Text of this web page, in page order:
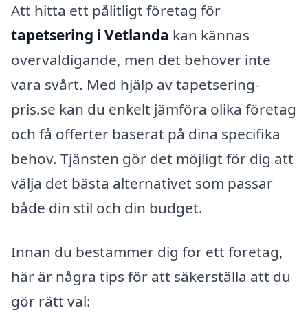
Att hitta ett pålitligt företag för
tapetsering i Vetlanda kan kännas
överväldigande, men det behöver inte
vara svårt. Med hjälp av tapetsering-
pris.se kan du enkelt jämföra olika företag
och få offerter baserat på dina specifika
behov. Tjänsten gör det möjligt för dig att
välja det bästa alternativet som passar
både din stil och din budget.
Innan du bestämmer dig för ett företag,
här är några tips för att säkerställa att du
gör rätt val: